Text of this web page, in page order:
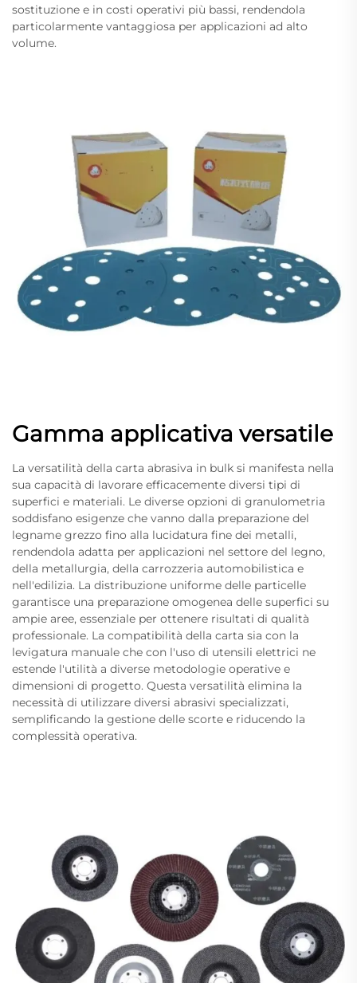
sostituzione e in costi operativi più bassi, rendendola
particolarmente vantaggiosa per applicazioni ad alto
volume.
Gamma applicativa versatile
La versatilità della carta abrasiva in bulk si manifesta nella
sua capacità di lavorare efficacemente diversi tipi di
superfici e materiali. Le diverse opzioni di granulometria
soddisfano esigenze che vanno dalla preparazione del
legname grezzo fino alla lucidatura fine dei metalli,
rendendola adatta per applicazioni nel settore del legno,
della metallurgia, della carrozzeria automobilistica e
nell'edilizia. La distribuzione uniforme delle particelle
garantisce una preparazione omogenea delle superfici su
ampie aree, essenziale per ottenere risultati di qualità
professionale. La compatibilità della carta sia con la
levigatura manuale che con l'uso di utensili elettrici ne
estende l'utilità a diverse metodologie operative e
dimensioni di progetto. Questa versatilità elimina la
necessità di utilizzare diversi abrasivi specializzati,
semplificando la gestione delle scorte e riducendo la
complessità operativa.